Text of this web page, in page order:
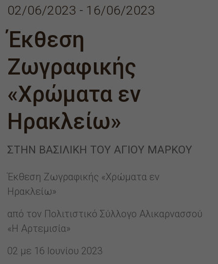
02/06/2023 - 16/06/2023
Έκθεση
Ζωγραφικής
«Χρώματα εν
Ηρακλείω»
ΣΤΗΝ ΒΑΣΙΛΙΚΉ ΤΟΥ ΑΓΊΟΥ ΜΆΡΚΟΥ
Έκθεση Ζωγραφικής «Χρώματα εν
Ηρακλείω»
από τον Πολιτιστικό Σύλλογο Αλικαρνασσού
«Η Αρτεμισία»
02 με 16 Ιουνίου 2023